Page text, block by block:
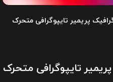
پریمیر تایپوگرافی متحرک
تایپوگرافی متحرک